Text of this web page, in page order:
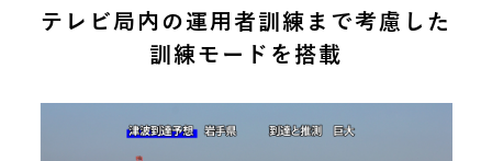
テレビ局内の運用者訓練まで考慮した
訓練モードを搭載